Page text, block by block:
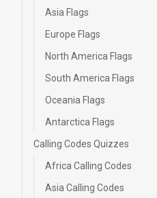
Asia Flags
Europe Flags
North America Flags
South America Flags
Oceania Flags
Antarctica Flags
Calling Codes Quizzes
Africa Calling Codes
Asia Calling Codes